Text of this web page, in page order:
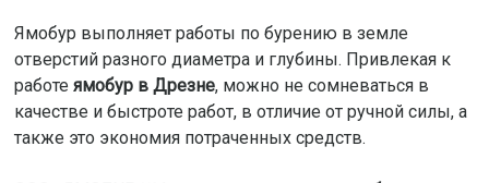
Ямобур выполняет работы по бурению в земле
отверстий разного диаметра и глубины. Привлекая к
работе ямобур в Дрезне, можно не сомневаться в
качестве и быстроте работ, в отличие от ручной силы, а
также это экономия потраченных средств.